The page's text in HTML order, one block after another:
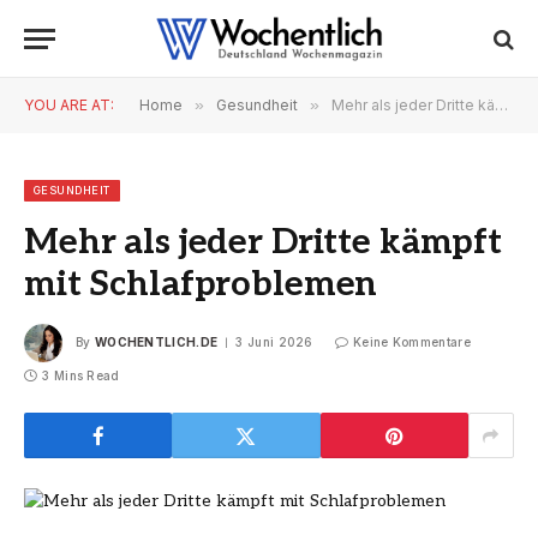
YOU ARE AT: Home » Gesundheit » Mehr als jeder Dritte kämpft mit Schlafproblemen
GESUNDHEIT
Mehr als jeder Dritte kämpft
mit Schlafproblemen
By WOCHENTLICH.DE 3 Juni 2026 Keine Kommentare
3 Mins Read